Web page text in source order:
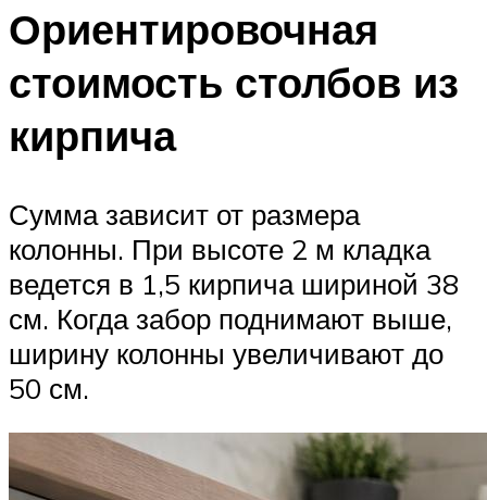
Ориентировочная
стоимость столбов из
кирпича
Сумма зависит от размера
колонны. При высоте 2 м кладка
ведется в 1,5 кирпича шириной 38
см. Когда забор поднимают выше,
ширину колонны увеличивают до
50 см.